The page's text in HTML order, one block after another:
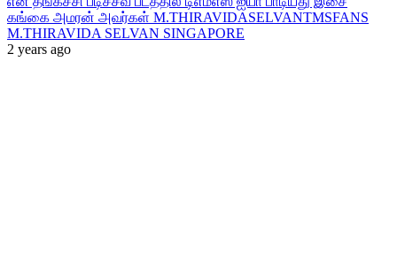
கங்கை அமரன் அவர்கள் M.THIRAVIDASELVANTMSFANS
M.THIRAVIDA SELVAN SINGAPORE
2 years ago